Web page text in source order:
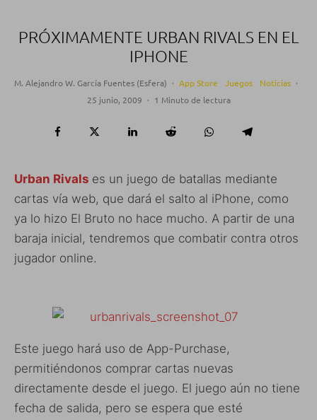
PRÓXIMAMENTE URBAN RIVALS EN EL
IPHONE
M. Alejandro W. García Fuentes (Esfera) · App Store Juegos Noticias ·
25 junio, 2009 · 1 Minuto de lectura
Urban Rivals es un juego de batallas mediante
cartas vía web, que dará el salto al iPhone, como
ya lo hizo El Bruto no hace mucho. A partir de una
baraja inicial, tendremos que combatir contra otros
jugador online.
Este juego hará uso de App-Purchase,
permitiéndonos comprar cartas nuevas
directamente desde el juego. El juego aún no tiene
fecha de salida, pero se espera que esté